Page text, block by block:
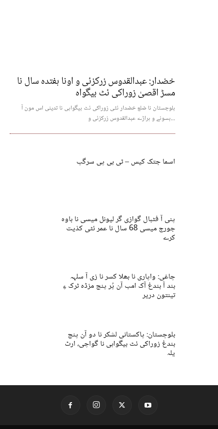
خضدار: عبدالقدوس زرکزئی و اونا ہفتدہ سال نا
مسڑ اقصیٰ زوراکی ئٹ بیگواہ
بلوچستان نا ضلع خضدار ئٹی زوراکی ئٹ بیگواہی نا تدینی اس مون آ
بسونے و ہراڑے عبدالقدوس زرکزئی و...
اسما جتک کیس – ٹی بی پی سرگپ
پنی آ فٹبال گوازی گر لیونل میسی نا باوہ
جورج میسی 68 سال نا عمر ئٹی کذیت
کرے
چاغی: واپاری نا بھلا کسر نا زی آ سلہہ
بند آ بندغ آک امب آن پُر پنچ مزڈہ ٹرک ءِ
تینتون دریر
بلوچستان: پاکستانی لشکر نا دو آن پنچ
بندغ زوراکی ئٹ بیگواہی نا گواچی، ارٹ
یلہ